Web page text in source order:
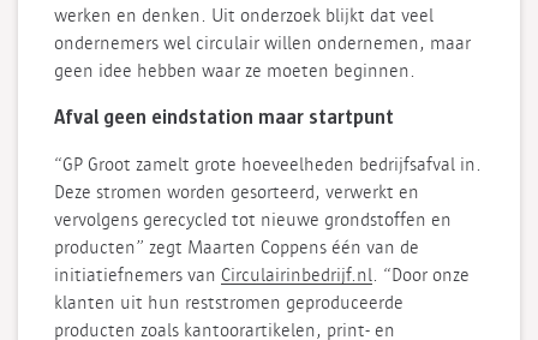
werken en denken. Uit onderzoek blijkt dat veel
ondernemers wel circulair willen ondernemen, maar
geen idee hebben waar ze moeten beginnen.
Afval geen eindstation maar startpunt
“GP Groot zamelt grote hoeveelheden bedrijfsafval in.
Deze stromen worden gesorteerd, verwerkt en
vervolgens gerecycled tot nieuwe grondstoffen en
producten” zegt Maarten Coppens één van de
initiatiefnemers van Circulairinbedrijf.nl
. “Door onze
klanten uit hun reststromen geproduceerde
producten zoals kantoorartikelen, print- en